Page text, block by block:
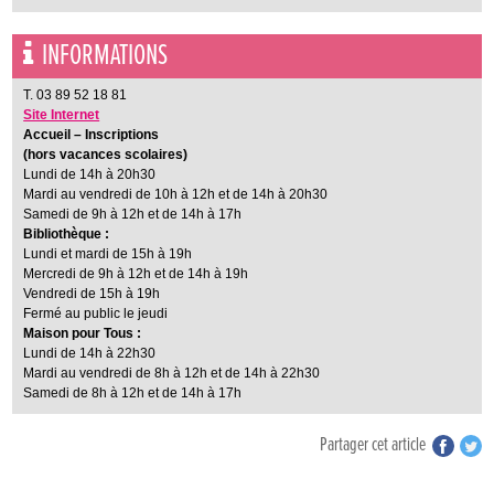
INFORMATIONS
T. 03 89 52 18 81
Site Internet
Accueil – Inscriptions
(hors vacances scolaires)
Lundi de 14h à 20h30
Mardi au vendredi de 10h à 12h et de 14h à 20h30
Samedi de 9h à 12h et de 14h à 17h
Bibliothèque :
Lundi et mardi de 15h à 19h
Mercredi de 9h à 12h et de 14h à 19h
Vendredi de 15h à 19h
Fermé au public le jeudi
Maison pour Tous :
Lundi de 14h à 22h30
Mardi au vendredi de 8h à 12h et de 14h à 22h30
Samedi de 8h à 12h et de 14h à 17h
Partager cet article